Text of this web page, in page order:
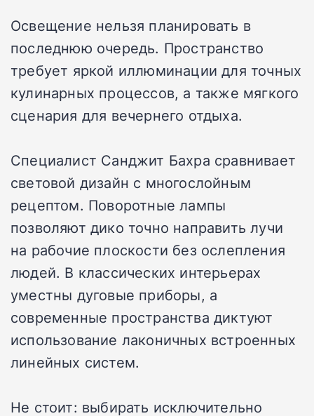
Освещение нельзя планировать в
последнюю очередь. Пространство
требует яркой иллюминации для точных
кулинарных процессов, а также мягкого
сценария для вечернего отдыха.
Специалист Санджит Бахра сравнивает
световой дизайн с многослойным
рецептом. Поворотные лампы
позволяют дико точно направить лучи
на рабочие плоскости без ослепления
людей. В классических интерьерах
уместны дуговые приборы, а
современные пространства диктуют
использование лаконичных встроенных
линейных систем.
Не стоит: выбирать исключительно